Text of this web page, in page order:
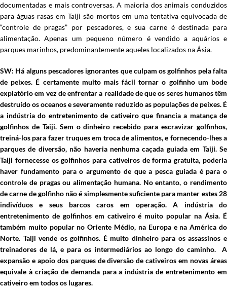
documentadas e mais controversas. A maioria dos animais conduzidos
para águas rasas em Taiji são mortos em uma tentativa equivocada de
“controle de pragas” por pescadores, e sua carne é destinada para
alimentação. Apenas um pequeno número é vendido a aquários e
parques marinhos, predominantemente aqueles localizados na Ásia.
SW: Há alguns pescadores ignorantes que culpam os golfinhos pela falta
de peixes. É certamente muito mais fácil tornar o golfinho um bode
expiatório em vez de enfrentar a realidade de que os seres humanos têm
destruído os oceanos e severamente reduzido as populações de peixes. É
a indústria do entretenimento de cativeiro que financia a matança de
golfinhos de Taiji. Sem o dinheiro recebido para escravizar golfinhos,
treiná-los para fazer truques em troca de alimentos, e fornecendo-lhes a
parques de diversão, não haveria nenhuma caçada guiada em Taiji. Se
Taiji fornecesse os golfinhos para cativeiros de forma gratuita, poderia
haver fundamento para o argumento de que a pesca guiada é para o
controle de pragas ou alimentação humana. No entanto, o rendimento
de carne de golfinho não é simplesmente suficiente para manter estes 28
indivíduos e seus barcos caros em operação. A indústria do
entretenimento de golfinhos em cativeiro é muito popular na Ásia. É
também muito popular no Oriente Médio, na Europa e na América do
Norte. Taiji vende os golfinhos. É muito dinheiro para os assassinos e
treinadores de lá, e para os intermediários ao longo do caminho. A
expansão e apoio dos parques de diversão de cativeiros em novas áreas
equivale à criação de demanda para a indústria de entretenimento em
cativeiro em todos os lugares.